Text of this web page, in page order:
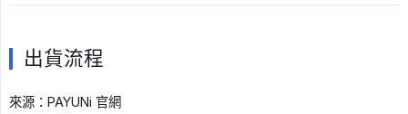
出貨流程
來源：PAYUNi 官網